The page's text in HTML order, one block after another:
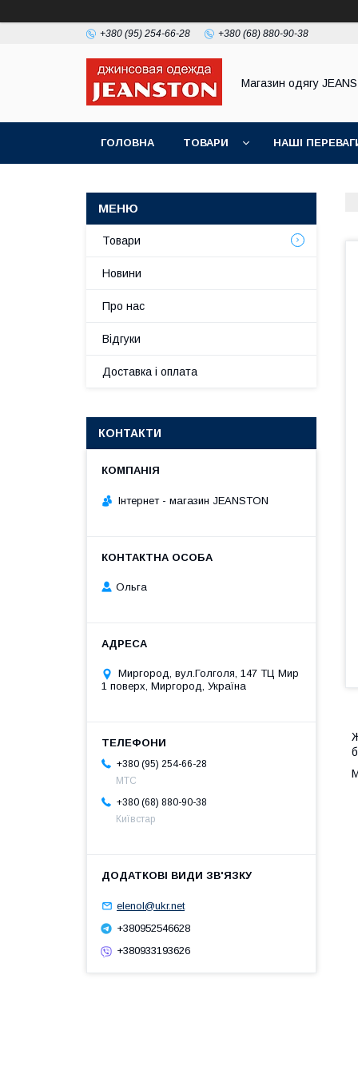
+380 (95) 254-66-28 +380 (68) 880-90-38
Магазин одягу
ГОЛОВНА ТОВАРИ НАШІ
Товари
Новини
Про нас
Відгуки
Доставка і оплата
КОНТАКТИ
Інтернет - магазин JEANSTON
Ольга
Миргород, вул.Голголя, 147 ТЦ Мир
1 поверх, Миргород, Україна
+380 (95) 254-66-28
МТС
+380 (68) 880-90-38
Київстар
elenol@ukr.net
+380952546628
+380933193626